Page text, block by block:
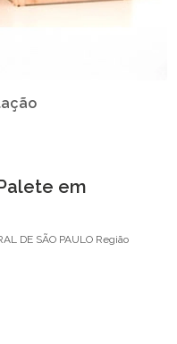
em
DE SÃO PAULO Região